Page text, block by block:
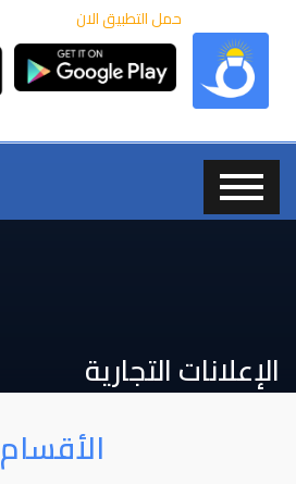
حمل التطبيق الان
الإعلانات التجارية
الأقسام